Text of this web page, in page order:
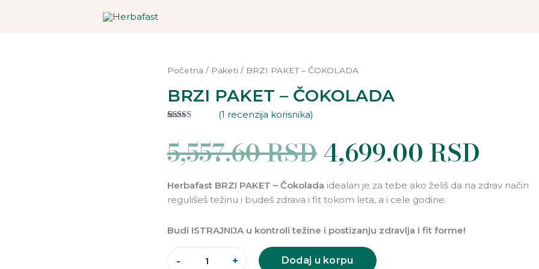
Početna / Paketi/ BRZI PAKET – ČOKOLADA
BRZI PAKET – ČOKOLADA
osnovu
ocene kupca
(1 recenzija korisnika)
5,557.60RSD
je
bila:
5,557.60 RSD.
4,699.00RSD
Herbafast BRZI PAKET – Čokolada idealan je za tebe ako želiš da na zdrav način
regulišeš težinu i budeš zdrava i fit tokom leta, a i cele godine.
Budi ISTRAJNIJA u kontroli težine i postizanju zdravlja i fit forme!
-
-
količina
+ Dodaj u korpu